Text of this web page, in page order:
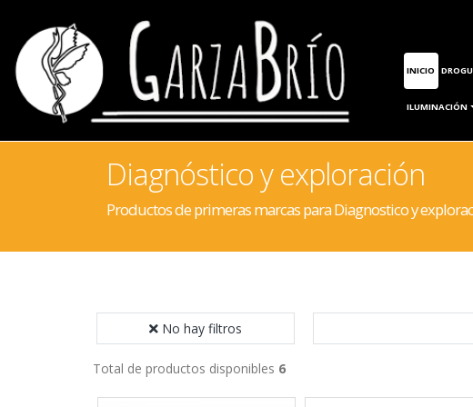
INICIO
ILUMINACIÓN
Diagnóstico y exploración
Productos de primeras marcas para Diagnostico y
No hay filtros
Total de productos disponibles 6